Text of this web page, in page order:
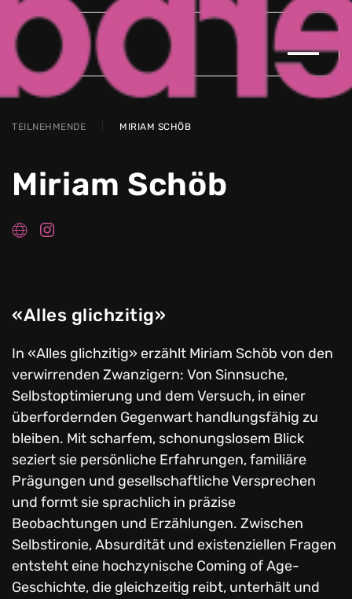
Zum Hauptinhalt springen
TEILNEHMENDE MIRIAM SCHÖB
Miriam Schöb
«Alles glichzitig»
In «Alles glichzitig» erzählt Miriam Schöb von den
verwirrenden Zwanzigern: Von Sinnsuche,
Selbstoptimierung und dem Versuch, in einer
überfordernden Gegenwart handlungsfähig zu
bleiben. Mit scharfem, schonungslosem Blick
seziert sie persönliche Erfahrungen, familiäre
Prägungen und gesellschaftliche Versprechen
und formt sie sprachlich in präzise
Beobachtungen und Erzählungen. Zwischen
Selbstironie, Absurdität und existenziellen Fragen
entsteht eine hochzynische Coming of Age-
Geschichte, die gleichzeitig reibt, unterhält und